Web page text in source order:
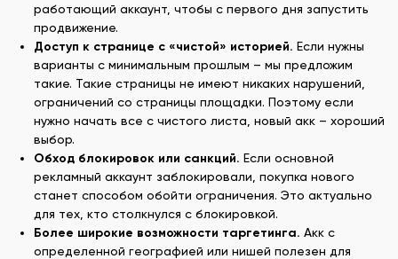
работающий аккаунт, чтобы с первого дня запустить
продвижение.
Доступ к странице с «чистой» историей. Если нужны
варианты с минимальным прошлым – мы предложим
такие. Такие страницы не имеют никаких нарушений,
ограничений со страницы площадки. Поэтому если
нужно начать все с чистого листа, новый акк – хороший
выбор.
Обход блокировок или санкций. Если основной
рекламный аккаунт заблокировали, покупка нового
станет способом обойти ограничения. Это актуально
для тех, кто столкнулся с блокировкой.
Более широкие возможности таргетинга. Акк с
определенной географией или нишей полезен для